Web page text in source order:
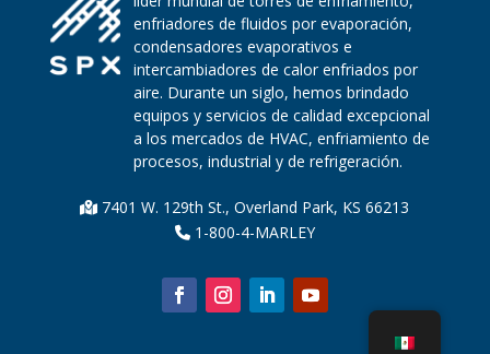
enfriadores de fluidos por evaporación,
condensadores evaporativos e
intercambiadores de calor enfriados por
aire. Durante un siglo, hemos brindado
equipos y servicios de calidad excepcional
a los mercados de HVAC, enfriamiento de
procesos, industrial y de refrigeración.
7401 W. 129th St., Overland Park, KS 66213
1-800-4-MARLEY